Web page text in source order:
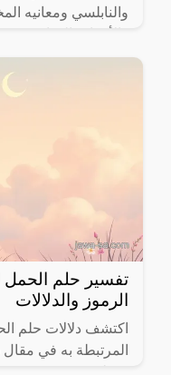
والنابلسي ومعانيه
تفسير حلم الحمل
الرموز والدلالات
اكتشف دلالات حلم
المرتبطة به في